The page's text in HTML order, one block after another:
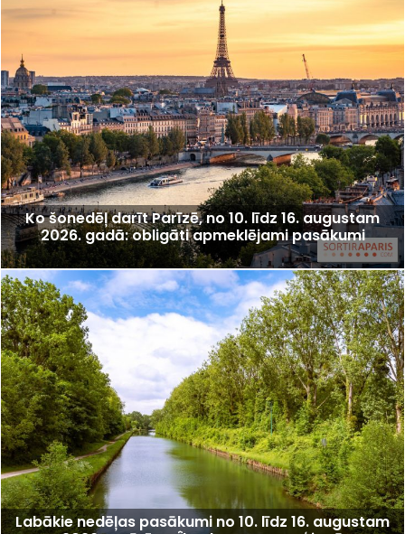
Ko šonedēļ darīt Parīzē, no 10. līdz 16. augustam
2026. gadā: obligāti apmeklējami pasākumi
Labākie nedēļas pasākumi no 10. līdz 16. augustam